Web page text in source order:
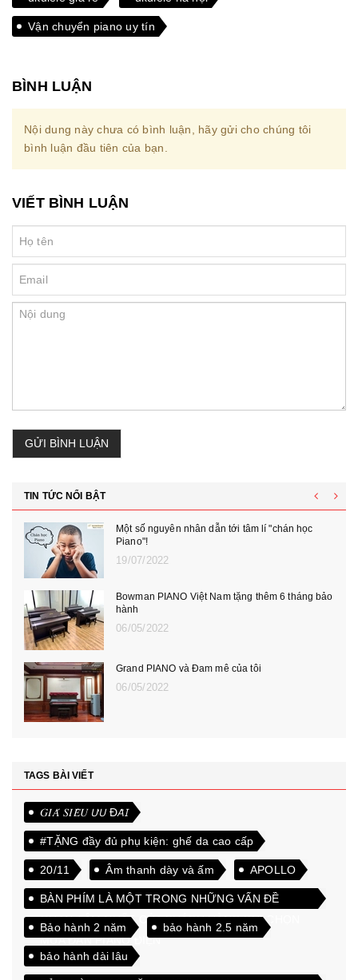
Vận chuyển piano uy tín
BÌNH LUẬN
Nội dung này chưa có bình luận, hãy gửi cho chúng tôi
bình luận đầu tiên của bạn.
VIẾT BÌNH LUẬN
GỬI BÌNH LUẬN
TIN TỨC NỔI BẬT
Một số nguyên nhân dẫn tới tâm lí "chán học
Piano"!
19/07/2022
Bowman PIANO Việt Nam tặng thêm 6 tháng bảo
hành
06/05/2022
Grand PIANO và Đam mê của tôi
06/05/2022
TAGS BÀI VIẾT
𝐺𝐼𝐴́ 𝑆𝐼𝐸̂𝑈 𝘜̛𝘜 Đ𝘈̃𝘐
#TẶNG đầy đủ phụ kiện: ghế da cao cấp
20/11 Âm thanh dày và ấm APOLLO
BÀN PHÍM LÀ MỘT TRONG NHỮNG VẤN ĐỀ
QUAN TÂM NHẤT CỦA KHÁCH HÀNG KHI CHỌN
MUA ĐÀN PIANO ĐIỆN
Bảo hành 2 năm bảo hành 2.5 năm
bảo hành dài lâu